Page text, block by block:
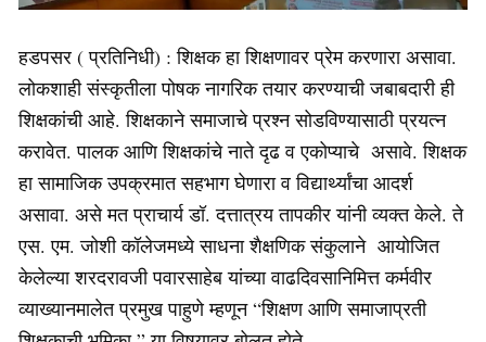
हडपसर ( प्रतिनिधी) : शिक्षक हा शिक्षणावर प्रेम करणारा असावा.
लोकशाही संस्कृतीला पोषक नागरिक तयार करण्याची जबाबदारी ही
शिक्षकांची आहे. शिक्षकाने समाजाचे प्रश्न सोडविण्यासाठी प्रयत्न
करावेत. पालक आणि शिक्षकांचे नाते दृढ व एकोप्याचे असावे. शिक्षक
हा सामाजिक उपक्रमात सहभाग घेणारा व विद्यार्थ्यांचा आदर्श
असावा. असे मत प्राचार्य डॉ. दत्तात्रय तापकीर यांनी व्यक्त केले. ते
एस. एम. जोशी कॉलेजमध्ये साधना शैक्षणिक संकुलाने आयोजित
केलेल्या शरदरावजी पवारसाहेब यांच्या वाढदिवसानिमित्त कर्मवीर
व्याख्यानमालेत प्रमुख पाहुणे म्हणून “शिक्षण आणि समाजाप्रती